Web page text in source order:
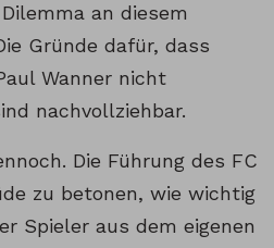
an diesem
Gründe dafür, dass
Wanner nicht
nachvollziehbar.
Die Führung des FC
zu betonen, wie wichtig
Spieler aus dem eigenen